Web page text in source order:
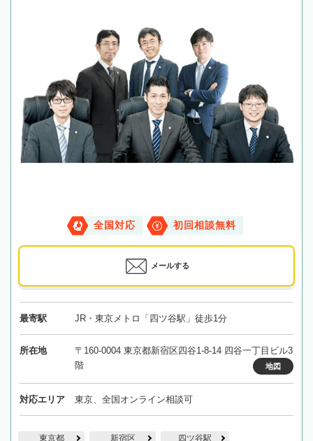
全国対応 初回相談無料
メールする
最寄駅 JR・東京メトロ「四ツ谷駅」徒歩1分
所在地
〒160-0004 東京都新宿区四谷1-8-14 四谷一丁目ビル3
階
地図
対応エリア 東京、全国オンライン相談可
東京都 新宿区 四ツ谷駅